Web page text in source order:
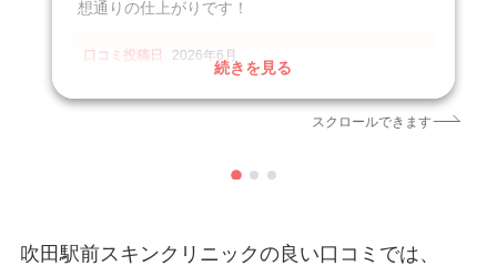
想通りの仕上がりです！
口コミ投稿日
2026年6月
続きを見る
スクロールできます
吹田駅前スキンクリニックの良い口コミでは、